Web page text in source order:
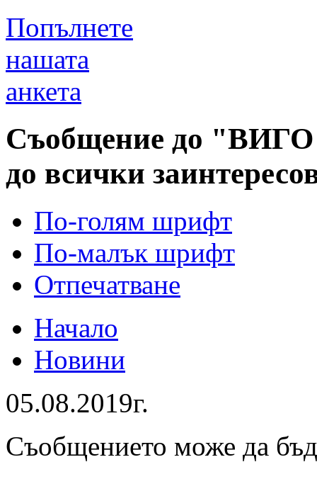
Попълнете
нашата
анкета
Съобщение до
до всички
По-голям шрифт
По-малък шрифт
Отпечатване
Начало
Новини
05.08.2019г.
Съобщението може да